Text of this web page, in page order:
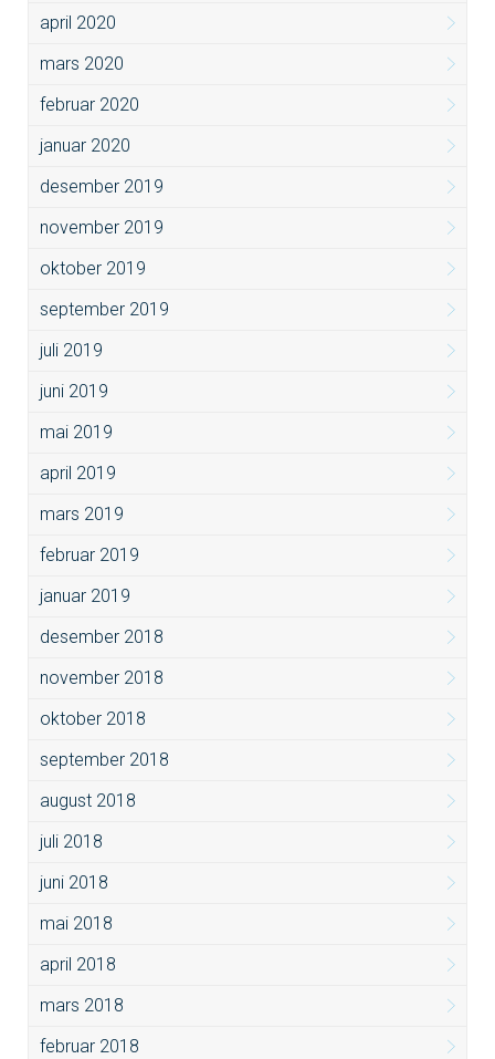
april 2020
mars 2020
februar 2020
januar 2020
desember 2019
november 2019
oktober 2019
september 2019
juli 2019
juni 2019
mai 2019
april 2019
mars 2019
februar 2019
januar 2019
desember 2018
november 2018
oktober 2018
september 2018
august 2018
juli 2018
juni 2018
mai 2018
april 2018
mars 2018
februar 2018